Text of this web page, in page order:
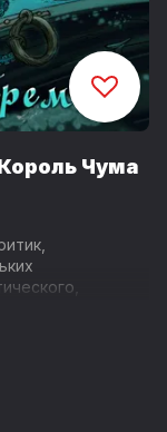
Чума
невероятная
смерти – в
три года
какого еще